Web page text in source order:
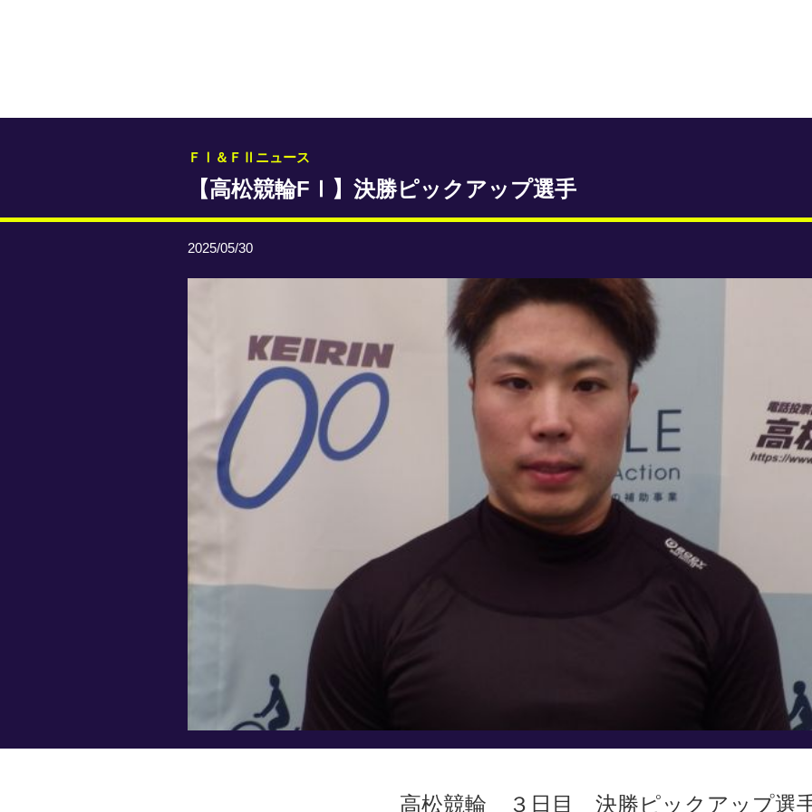
ＦⅠ＆ＦⅡニュース
【高松競輪FⅠ】決勝ピックアップ選手
2025/05/30
高松競輪 ３日目 決勝ピックアップ選